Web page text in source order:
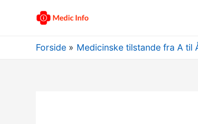
Forside Medicinske tilstande fra A til